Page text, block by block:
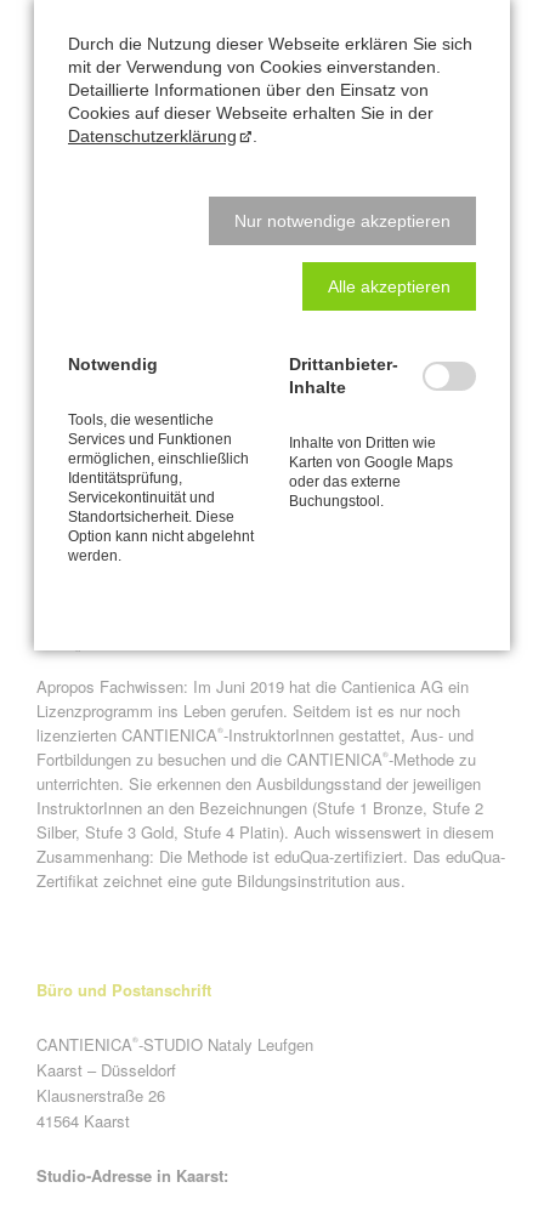
CANTIENICA -Coaching I
CANTIENICA -Coaching II (Embodiment)
CANTIENICA -Platin Ausbildung
Weitere Fortbildungen:
Besser Sehen mit der CANTIENICA®-Methode
Der ventrale Vagus / Die Polyvagal-Theorie
Die Skoliose begradigen mit der CANTIENICA®-Methode
Inkontinenz verbessern mit der CANTIENICA
-Methode
-Training mit Gymnastikbällen, Ballons,
Die CANTIENICA
-Methode ist eine „lebendige“ Methode, die seit
ihrer Entstehung kontinuierlich weiterentwickelt und verfeinert wird.
Um stets auf dem aktuellen Stand der anatomischen Forschung
von Benita Cantieni zu bleiben, habe ich mich im Rahmen des
Lizenzprogramms der Cantienica AG zu regelmäßigen
Weiterbildungen verpflichtet.
Apropos Fachwissen: Im Juni 2019 hat die Cantienica AG ein
Lizenzprogramm ins Leben gerufen. Seitdem ist es nur noch
lizenzierten CANTIENICA®-InstruktorInnen gestattet, Aus- und
Fortbildungen zu besuchen und die CANTIENICA®-Methode zu
unterrichten. Sie erkennen den Ausbildungsstand der jeweiligen
InstruktorInnen an den Bezeichnungen (Stufe 1 Bronze, Stufe 2
Silber, Stufe 3 Gold, Stufe 4 Platin). Auch wissenswert in diesem
Zusammenhang: Die Methode ist eduQua-zertifiziert. Das eduQua-
Zertifikat zeichnet eine gute Bildungsinstritution aus.
Büro und Postanschrift
CANTIENICA®-STUDIO Nataly Leufgen
Kaarst – Düsseldorf
Klausnerstraße 26
41564 Kaarst
Studio-Adresse in Kaarst:
Durch die Nutzung dieser Webseite erklären Sie sich
mit der Verwendung von Cookies einverstanden.
Detaillierte Informationen über den Einsatz von
Cookies auf dieser Webseite erhalten Sie in der
Datenschutzerklärung
Nur notwendige akzeptieren
Alle akzeptieren
Notwendig
Tools, die wesentliche
Services und Funktionen
ermöglichen, einschließlich
Identitätsprüfung,
Servicekontinuität und
Standortsicherheit. Diese
Option kann nicht abgelehnt
werden.
Drittanbieter-
Inhalte
Inhalte von Dritten wie
Karten von Google Maps
oder das externe
Buchungstool.